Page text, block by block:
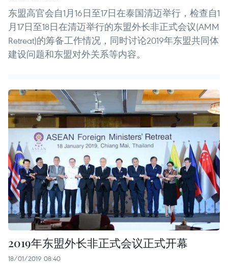
东盟高官会自1月16日至17日在泰国清迈举行，检查自1
月17日至18日在清迈举行的东盟外长非正式会议(AMM
Retreat)的筹备工作情况，同时讨论2019年东盟共同体
建设问题和东盟对外关系等内容。
2019年东盟外长非正式会议正式开幕
18/01/2019 08:40